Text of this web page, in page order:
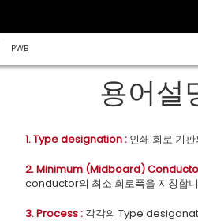
PWB
용어설
1. Type designation : 인쇄 회로 기
2. Minimum (Midboard)
conductor의 최소 회로폭을 지칭합
3. Process : 각각의 Type